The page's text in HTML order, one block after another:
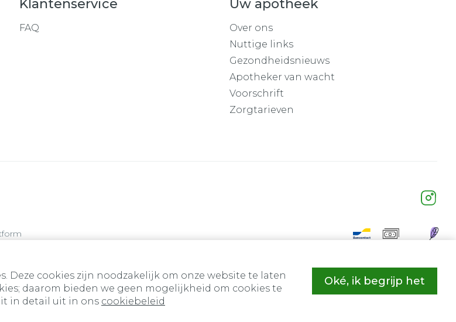
Deze cookies zijn noodzakelijk om onze website te laten
daarom bieden we geen mogelijkheid om cookies te
in detail uit in ons cookiebeleid
Oké, ik begrijp het
Klantenservice
FAQ
Uw apotheek
Over ons
Nuttige links
Gezondheidsnieuws
Apotheker van wacht
Voorschrift
Zorgtarieven